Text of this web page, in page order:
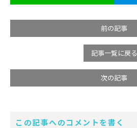
前の記事
記事一覧に戻る
次の記事
この記事へのコメントを書く